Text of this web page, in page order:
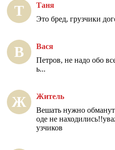
Т Таня
Это бред, грузчики
В Вася
Петров, не надо обо
ь...
Ж Житель
Вешать нужно
оде не
узчиков